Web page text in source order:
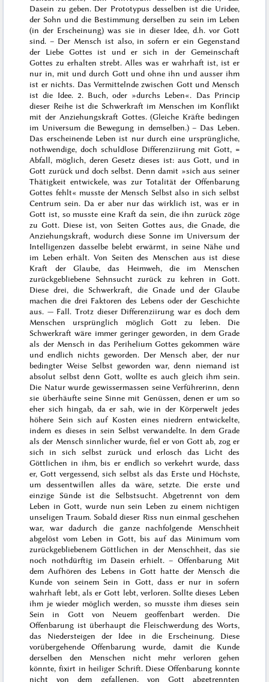
Dasein zu geben. Der Prototypus desselben ist die Uridee,
der Sohn und die Bestimmung derselben zu sein im Leben
(in der Erscheinung) was sie in dieser Idee, d.h. vor Gott
sind. – Der Mensch ist also, in sofern er ein Gegenstand
der Liebe Gottes ist und er sich in der Gemeinschaft
Gottes zu erhalten strebt. Alles was er wahrhaft ist, ist er
nur in, mit und durch Gott und ohne ihn und ausser ihm
ist er nichts. Das Vermittelnde zwischen Gott und Mensch
ist die Idee. 2. Buch, oder »durchs Leben«. Das Princip
dieser Reihe ist die Schwerkraft im Menschen im Konflikt
mit der Anziehungskraft Gottes. (Gleiche Kräfte bedingen
im Universum die Bewegung in demselben.) – Das Leben.
Das erscheinende Leben ist nur durch eine ursprüngliche,
nothwendige, doch schuldlose Differenziirung mit Gott, =
Abfall, möglich, deren Gesetz dieses ist: aus Gott, und in
Gott zurück und doch selbst. Denn damit »sich aus seiner
Thätigkeit entwickele, was zur Totalität der Offenbarung
Gottes fehlt« musste der Mensch Selbst also in sich selbst
Centrum sein. Da er aber nur das wirklich ist, was er in
Gott ist, so musste eine Kraft da sein, die ihn zurück zöge
zu Gott. Diese ist, von Seiten Gottes aus, die Gnade, die
Anziehungskraft, wodurch diese Sonne im Universum der
Intelligenzen dasselbe belebt erwärmt, in seine Nähe und
im Leben erhält. Von Seiten des Menschen aus ist diese
Kraft der Glaube, das Heimweh, die im Menschen
zurückgebliebene Sehnsucht zurück zu kehren in Gott.
Diese drei, die Schwerkraft, die Gnade und der Glaube
machen die drei Faktoren des Lebens oder der Geschichte
aus. — Fall. Trotz dieser Differenziirung war es doch dem
Menschen ursprünglich möglich Gott zu leben. Die
Schwerkraft wäre immer geringer geworden, in dem Grade
als der Mensch in das PeriheliumGottes gekommen wäre
und endlich nichts geworden. Der Mensch aber, der nur
bedingter Weise Selbst geworden war, denn niemand ist
absolut selbst denn Gott, wollte es auch gleich ihm sein.
Die Natur wurde gewissermassen seine Verführerinn, denn
sie überhäufte seine Sinne mit Genüssen, denen er um so
eher sich hingab, da er sah, wie in der Körperwelt jedes
höhere Sein sich auf Kosten eines niedrern entwickelte,
indem es dieses in sein Selbst verwandelte. In dem Grade
als der Mensch sinnlicher wurde, fiel er von Gott ab, zog er
sich in sich selbst zurück und erlosch das Licht des
Göttlichen in ihm, bis er endlich so verkehrt wurde, dass
er, Gott vergessend, sich selbst als das Erste und Höchste,
um dessentwillen alles da wäre, setzte. Die erste und
einzige Sünde ist die Selbstsucht. Abgetrennt von dem
Leben in Gott, wurde nun sein Leben zu einem nichtigen
unseligen Traum. Sobald dieser Riss nun einmal geschehen
war, war dadurch die ganze nachfolgende Menschheit
abgelöst vom Leben in Gott, bis auf das Minimum vom
zurückgebliebenem Göttlichen in der Menschheit, das sie
noch nothdürftig im Dasein erhielt. –Offenbarung Mit
dem Aufhören des Lebens in Gott hatte der Mensch die
Kunde von seinem Sein in Gott, dass er nur in sofern
wahrhaft lebt, als er Gott lebt, verloren. Sollte dieses Leben
ihm je wieder möglich werden, so musste ihm dieses sein
Sein in Gott von Neuem geoffenbart werden. Die
Offenbarung ist überhaupt die Fleischwerdung des Worts,
das Niedersteigen der Idee in die Erscheinung. Diese
vorübergehende Offenbarung wurde, damit die Kunde
derselben den Menschen nicht mehr verloren gehen
könnte, fixirt in heiliger Schrift. Diese Offenbarung konnte
nicht von dem gefallenen, von Gott abgetrennten